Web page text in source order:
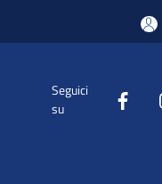
Seguici
su